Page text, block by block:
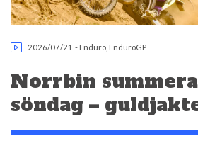
2026/07/21 - Enduro EnduroGP
Norrbin
söndag –